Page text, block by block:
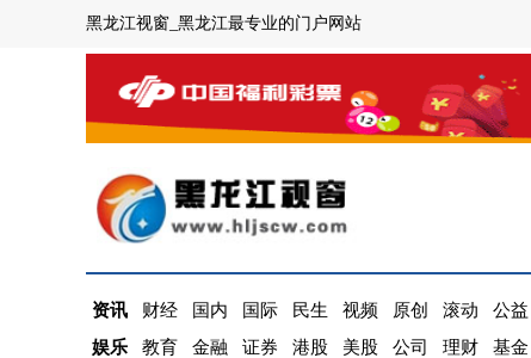
黑龙江视窗_黑龙江最专业的门户网站
资讯 财经 国内 国际 民生 视频 原创 滚动
公益
娱乐
教育 金融 证券 港股 美股 公司 理财 基金